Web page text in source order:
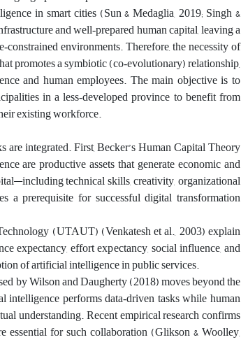
in smart cities (Sun & Medaglia, 2019; Singh &
and well‑prepared human capital, leaving a
environments. Therefore, the necessity of
promotes a symbiotic (co‑evolutionary) relationship,
and human employees. The main objective is to
in a less‑developed province to benefit from
existing workforce.
integrated. First, Becker’s Human Capital Theory
are productive assets that generate economic and
technical skills, creativity, organizational
a prerequisite for successful digital transformation
(UTAUT) (Venkatesh et al., 2003) explain
expectancy, effort expectancy, social influence, and
of artificial intelligence in public services.
by Wilson and Daugherty (2018) moves beyond the
performs data‑driven tasks while human
understanding. Recent empirical research confirms
essential for such collaboration (Glikson & Woolley,